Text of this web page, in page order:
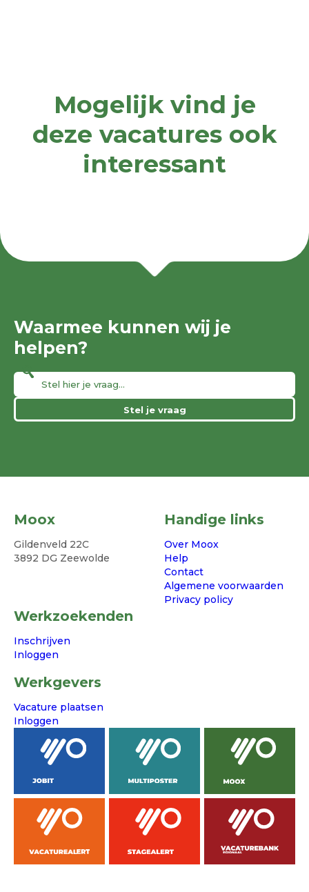
Mogelijk vind je
deze vacatures ook
interessant
Waarmee kunnen wij je
helpen?
Stel je vraag
Moox
Gildenveld 22C
3892 DG Zeewolde
Handige links
Over Moox
Help
Contact
Algemene voorwaarden
Privacy policy
Werkzoekenden
Inschrijven
Inloggen
Werkgevers
Vacature plaatsen
Inloggen